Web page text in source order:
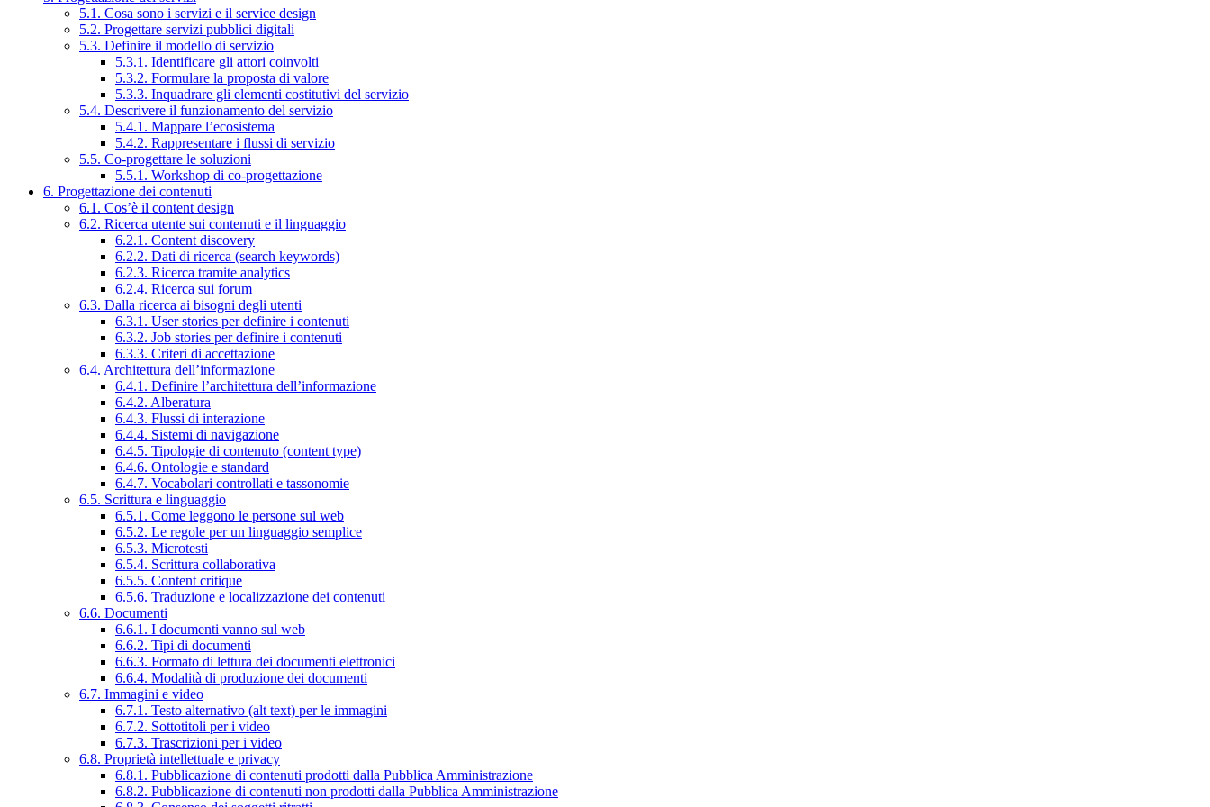
5.1. Cosa sono i servizi e il service design
5.2. Progettare servizi pubblici digitali
5.3. Definire il modello di servizio
5.3.1. Identificare gli attori coinvolti
5.3.2. Formulare la proposta di valore
5.3.3. Inquadrare gli elementi costitutivi del servizio
5.4. Descrivere il funzionamento del servizio
5.4.1. Mappare l’ecosistema
5.4.2. Rappresentare i flussi di servizio
5.5. Co-progettare le soluzioni
5.5.1. Workshop di co-progettazione
6. Progettazione dei contenuti
6.1. Cos’è il content design
6.2. Ricerca utente sui contenuti e il linguaggio
6.2.1. Content discovery
6.2.2. Dati di ricerca (search keywords)
6.2.3. Ricerca tramite analytics
6.2.4. Ricerca sui forum
6.3. Dalla ricerca ai bisogni degli utenti
6.3.1. User stories per definire i contenuti
6.3.2. Job stories per definire i contenuti
6.3.3. Criteri di accettazione
6.4. Architettura dell’informazione
6.4.1. Definire l’architettura dell’informazione
6.4.2. Alberatura
6.4.3. Flussi di interazione
6.4.4. Sistemi di navigazione
6.4.5. Tipologie di contenuto (content type)
6.4.6. Ontologie e standard
6.4.7. Vocabolari controllati e tassonomie
6.5. Scrittura e linguaggio
6.5.1. Come leggono le persone sul web
6.5.2. Le regole per un linguaggio semplice
6.5.3. Microtesti
6.5.4. Scrittura collaborativa
6.5.5. Content critique
6.5.6. Traduzione e localizzazione dei contenuti
6.6. Documenti
6.6.1. I documenti vanno sul web
6.6.2. Tipi di documenti
6.6.3. Formato di lettura dei documenti elettronici
6.6.4. Modalità di produzione dei documenti
6.7. Immagini e video
6.7.1. Testo alternativo (alt text) per le immagini
6.7.2. Sottotitoli per i video
6.7.3. Trascrizioni per i video
6.8. Proprietà intellettuale e privacy
6.8.1. Pubblicazione di contenuti prodotti dalla Pubblica Amministrazione
6.8.2. Pubblicazione di contenuti non prodotti dalla Pubblica Amministrazione